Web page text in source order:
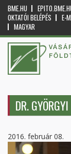
BME.HU
OKTATÓI BELÉPÉS
E-
MAGYAR
DR.
2016. február 08.